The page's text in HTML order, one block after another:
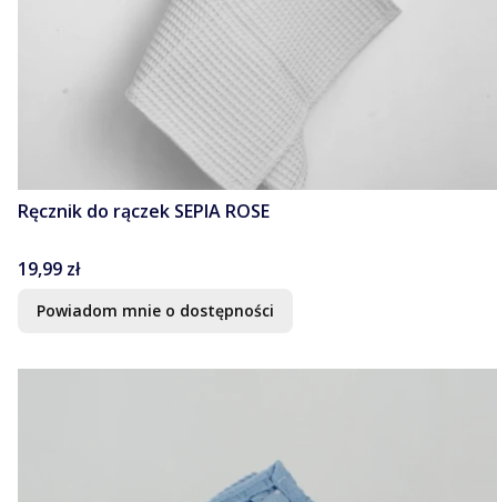
Ręcznik do rączek SEPIA ROSE
Cena
19,99 zł
Powiadom mnie o dostępności